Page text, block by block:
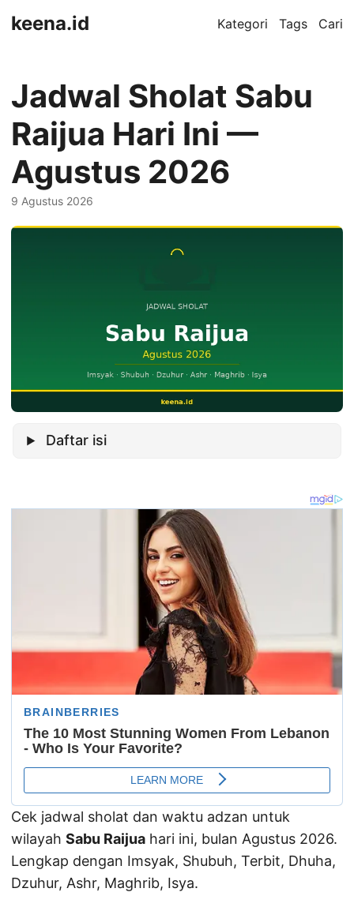
keena.id Kategori Tags Cari
Jadwal Sholat Sabu
Raijua Hari Ini —
Agustus 2026
9 Agustus 2026
Daftar isi
Cek jadwal sholat dan waktu adzan untuk
wilayah Sabu Raijua hari ini, bulan Agustus 2026.
Lengkap dengan Imsyak, Shubuh, Terbit, Dhuha,
Dzuhur, Ashr, Maghrib, Isya.